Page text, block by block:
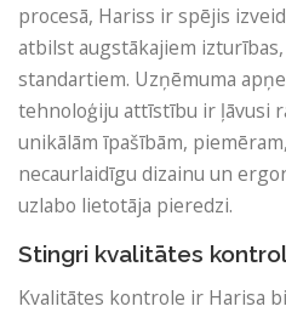
procesā, Hariss ir spējis
atbilst augstākajiem
standartiem. Uzņēmuma
tehnoloģiju attīstību ir ļāvusi
unikālām īpašībām,
necaurlaidīgu dizainu un
uzlabo lietotāja pieredzi.
Stingri kvalitātes
Kvalitātes kontrole ir Harisa